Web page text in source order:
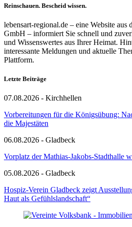
Reinschauen. Bescheid wissen.
lebensart-regional.de – eine Website aus
GmbH – informiert Sie schnell und
und Wissenswertes aus Ihrer Heimat.
interessante Meldungen und aktuelle
Plattform.
Letzte Beiträge
07.08.2026 - Kirchhellen
Vorbereitungen für die Königsübung:
die Majestäten
06.08.2026 - Gladbeck
Vorplatz der Mathias-Jakobs-Stadthalle
05.08.2026 - Gladbeck
Hospiz-Verein Gladbeck zeigt
Haut als Gefühlslandschaft“